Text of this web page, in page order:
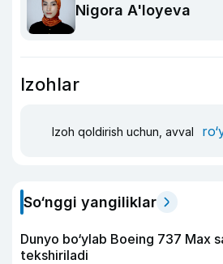
Nigora A'loyeva
Izohlar
Izoh qoldirish uchun, avval
So‘nggi yangiliklar
Dunyo bo‘ylab Boeing 737 Max
tekshiriladi